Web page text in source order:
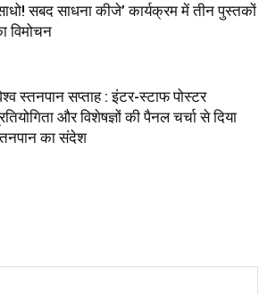
सबद साधना कीजे’ कार्यक्रम में तीन पुस्तकों
विमोचन
स्तनपान सप्ताह : इंटर-स्टाफ पोस्टर
और विशेषज्ञों की पैनल चर्चा से दिया
का संदेश